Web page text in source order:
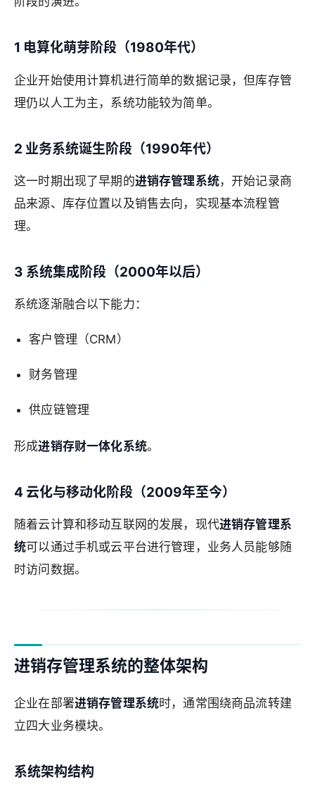
1 电算化萌芽阶段（1980年代）
企业开始使用计算机进行简单的数据记录，但库存管
理仍以人工为主，系统功能较为简单。
2 业务系统诞生阶段（1990年代）
这一时期出现了早期的进销存管理系统，开始记录商
品来源、库存位置以及销售去向，实现基本流程管
理。
3 系统集成阶段（2000年以后）
系统逐渐融合以下能力：
客户管理（CRM）
财务管理
供应链管理
形成进销存财一体化系统。
4 云化与移动化阶段（2009年至今）
随着云计算和移动互联网的发展，现代进销存管理系
统可以通过手机或云平台进行管理，业务人员能够随
时访问数据。
进销存管理系统的整体架构
企业在部署进销存管理系统时，通常围绕商品流转建
立四大业务模块。
系统架构结构